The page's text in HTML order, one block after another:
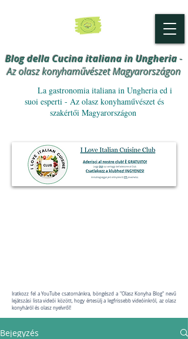
Blog della Cucina italiana in Ungheria-
Az olasz konyhaművészet Magyarországon
La gastronomia italiana in Ungheria ed i
suoi esperti - Az olasz konyhaművészet és
szakértői Magyarországon
Iratkozz fel a YouTube csatornánkra, böngészd a "Olasz Konyha Blog" nevű
lejátszási lista videói között, hogy értesülj a legfrissebb videóinkról, az olasz
konyháról és olasz nyelvről!
Bejegyzés